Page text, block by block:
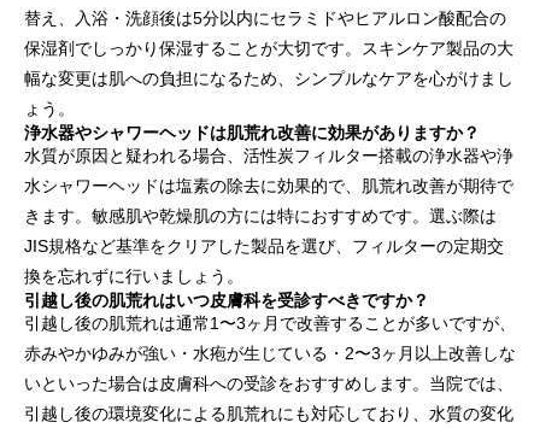
替え、入浴・洗顔後は5分以内にセラミドやヒアルロン酸配合の
保湿剤でしっかり保湿することが大切です。スキンケア製品の大
幅な変更は肌への負担になるため、シンプルなケアを心がけまし
ょう。
浄水器やシャワーヘッドは肌荒れ改善に効果がありますか？
水質が原因と疑われる場合、活性炭フィルター搭載の浄水器や浄
水シャワーヘッドは塩素の除去に効果的で、肌荒れ改善が期待で
きます。敏感肌や乾燥肌の方には特におすすめです。選ぶ際は
JIS規格など基準をクリアした製品を選び、フィルターの定期交
換を忘れずに行いましょう。
引越し後の肌荒れはいつ皮膚科を受診すべきですか？
引越し後の肌荒れは通常1〜3ヶ月で改善することが多いですが、
赤みやかゆみが強い・水疱が生じている・2〜3ヶ月以上改善しな
いといった場合は皮膚科への受診をおすすめします。当院では、
引越し後の環境変化による肌荒れにも対応しており、水質の変化